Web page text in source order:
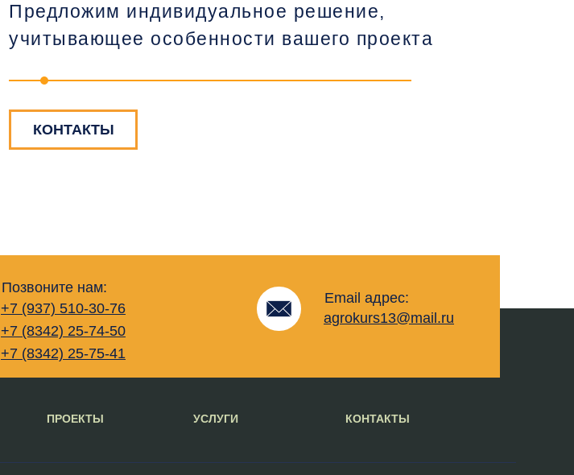
Предложим индивидуальное решение,
учитывающее особенности вашего проекта
КОНТАКТЫ
Позвоните нам:
Email адрес:
agrokurs13@mail.ru
+7 (937) 510-30-76
+7 (8342) 25-74-50
+7 (8342) 25-75-41
ПРОЕКТЫ УСЛУГИ КОНТАКТЫ